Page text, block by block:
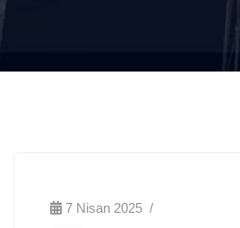
7 Nisan 2025